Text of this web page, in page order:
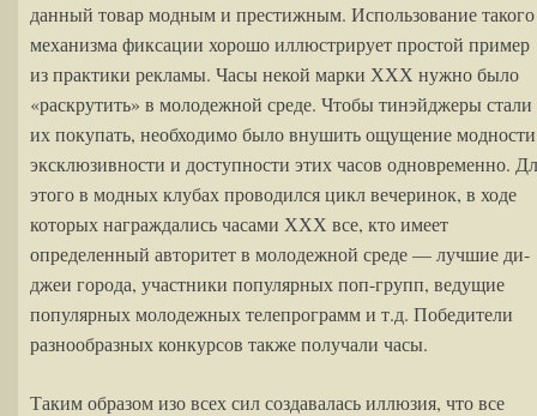
данный товар модным и престижным. Использование такого
механизма фиксации хорошо иллюстрирует простой пример
из практики рекламы. Часы некой марки ХХХ нужно было
«раскрутить» в молодежной среде. Чтобы тинэйджеры стали
их покупать, необходимо было внушить ощущение
эксклюзивности и доступности этих часов одновременно.
этого в модных клубах проводился цикл вечеринок, в ходе
которых награждались часами ХХХ все, кто имеет
определенный авторитет в молодежной среде — лучшие ди-
джеи города, участники популярных поп-групп, ведущие
популярных молодежных телепрограмм и т.д. Победители
разнообразных конкурсов также получали часы.
Таким образом изо всех сил создавалась иллюзия, что все